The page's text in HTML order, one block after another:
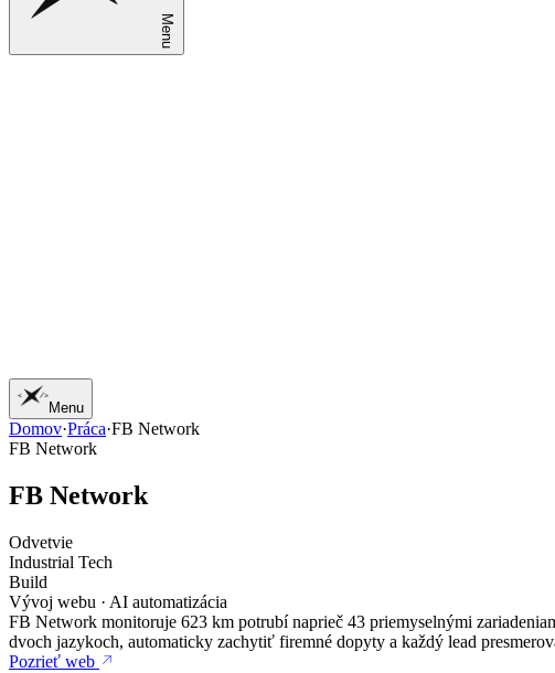
Menu
01Domov
02Práca
04Žurnál
06Kontakt
Menu
Domov·Práca·FB Network
FB Network
FB Network
Odvetvie
Industrial Tech
Build
Vývoj webu · AI automatizácia
FB Network monitoruje 623 km potrubí naprieč 43 priemyselnými
dvoch jazykoch, automaticky zachytiť firemné dopyty a každý lead
Pozrieť web